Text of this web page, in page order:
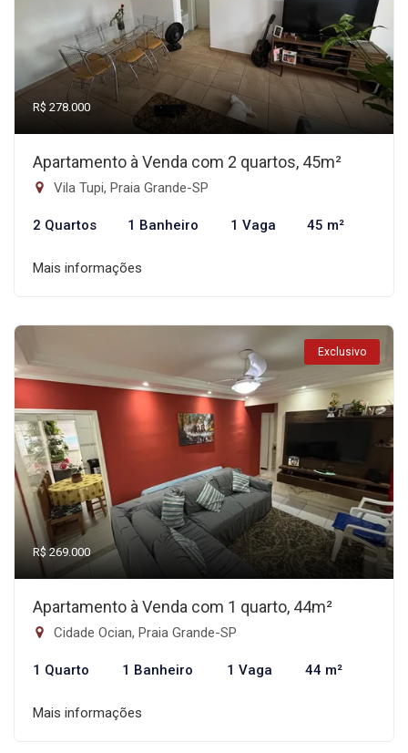
R$ 278.000
Apartamento à Venda com 2 quartos, 45m²
Vila Tupi, Praia Grande-SP
2 Quartos 1 Banheiro 1 Vaga 45 m²
Mais informações
Exclusivo
R$ 269.000
Apartamento à Venda com 1 quarto, 44m²
Cidade Ocian, Praia Grande-SP
1 Quarto 1 Banheiro 1 Vaga 44 m²
Mais informações